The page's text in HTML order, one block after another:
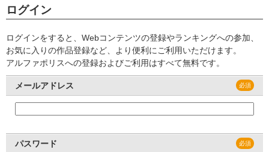
ログイン
ログインをすると、Webコンテンツの登録やランキングへの参加、
お気に入りの作品登録など、より便利にご利用いただけます。
アルファポリスへの登録およびご利用はすべて無料です。
メールアドレス
パスワード